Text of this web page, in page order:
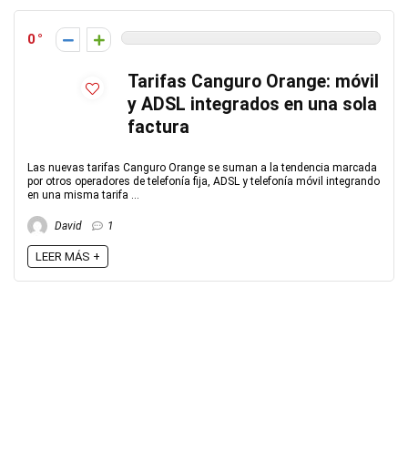
0
Tarifas Canguro Orange: móvil
y ADSL integrados en una sola
factura
Las nuevas tarifas Canguro Orange se suman a la tendencia marcada
por otros operadores de telefonía fija, ADSL y telefonía móvil integrando
en una misma tarifa ...
David 1
LEER MÁS +